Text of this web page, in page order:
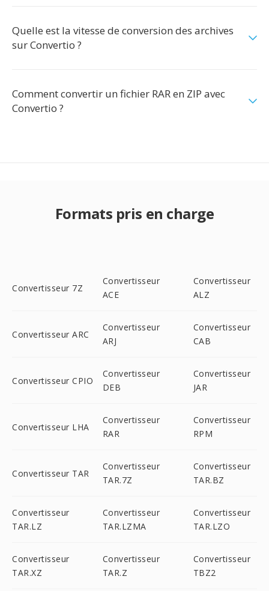
Quelle est la vitesse de conversion des archives
sur Convertio ?
Comment convertir un fichier RAR en ZIP avec
Convertio ?
Formats pris en charge
Convertisseur 7Z
Convertisseur
ACE
Convertisseur
ALZ
Convertisseur ARC
Convertisseur
ARJ
Convertisseur
CAB
Convertisseur CPIO
Convertisseur
DEB
Convertisseur
JAR
Convertisseur LHA
Convertisseur
RAR
Convertisseur
RPM
Convertisseur TAR
Convertisseur
TAR.7Z
Convertisseur
TAR.BZ
Convertisseur
TAR.LZ
Convertisseur
TAR.LZMA
Convertisseur
TAR.LZO
Convertisseur
TAR.XZ
Convertisseur
TAR.Z
Convertisseur
TBZ2